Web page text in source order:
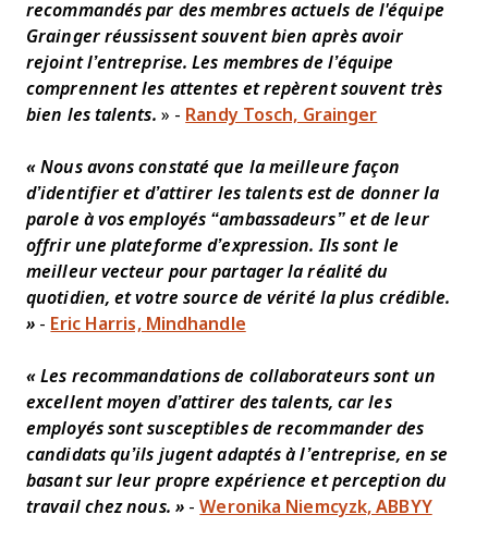
recommandés par des membres actuels de l'équipe
Grainger réussissent souvent bien après avoir
rejoint l’entreprise. Les membres de l’équipe
comprennent les attentes et repèrent souvent très
bien les talents. » - Randy Tosch, Grainger
« Nous avons constaté que la meilleure façon
d’identifier et d’attirer les talents est de donner la
parole à vos employés “ambassadeurs” et de leur
offrir une plateforme d’expression. Ils sont le
meilleur vecteur pour partager la réalité du
quotidien, et votre source de vérité la plus crédible.
» - Eric Harris, Mindhandle
« Les recommandations de collaborateurs sont un
excellent moyen d’attirer des talents, car les
employés sont susceptibles de recommander des
candidats qu’ils jugent adaptés à l’entreprise, en se
basant sur leur propre expérience et perception du
travail chez nous. » -Weronika Niemcyzk, ABBYY